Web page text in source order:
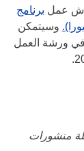
عمل برنامج
وسيتمكن
ورشة العمل
(دفعة عام 2021)، زميلة منشورات